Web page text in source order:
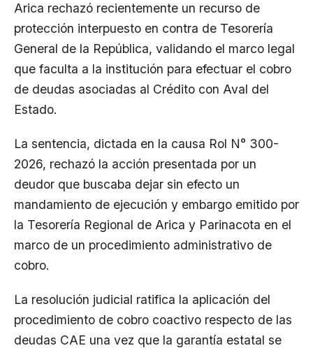
Arica rechazó recientemente un recurso de
protección interpuesto en contra de Tesorería
General de la República, validando el marco legal
que faculta a la institución para efectuar el cobro
de deudas asociadas al Crédito con Aval del
Estado.
La sentencia, dictada en la causa Rol N° 300-
2026, rechazó la acción presentada por un
deudor que buscaba dejar sin efecto un
mandamiento de ejecución y embargo emitido por
la Tesorería Regional de Arica y Parinacota en el
marco de un procedimiento administrativo de
cobro.
La resolución judicial ratifica la aplicación del
procedimiento de cobro coactivo respecto de las
deudas CAE una vez que la garantía estatal se